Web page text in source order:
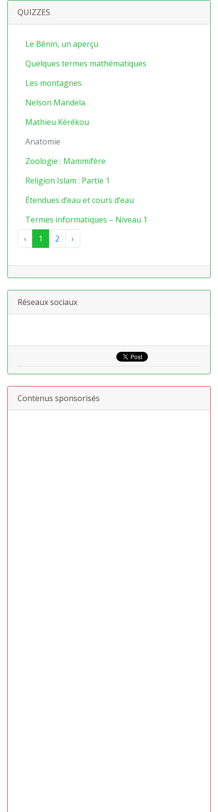
QUIZZES
Le Bénin, un aperçu
Quelques termes mathématiques
Les montagnes
Nelson Mandela
Mathieu Kérékou
Anatomie
Zoologie : Mammifère
Religion Islam : Partie 1
Étendues d’eau et cours d’eau
Termes informatiques – Niveau 1
‹
1 2 ›
Réseaux sociaux
Contenus sponsorisés